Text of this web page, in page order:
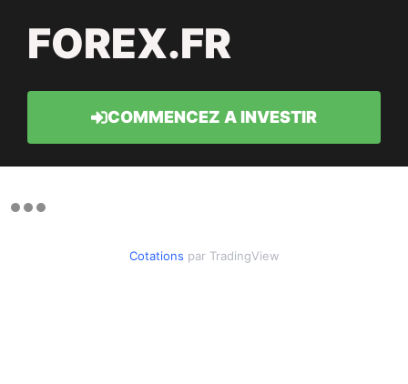
FOREX.FR
COMMENCEZ A INVESTIR
Cotations par TradingView